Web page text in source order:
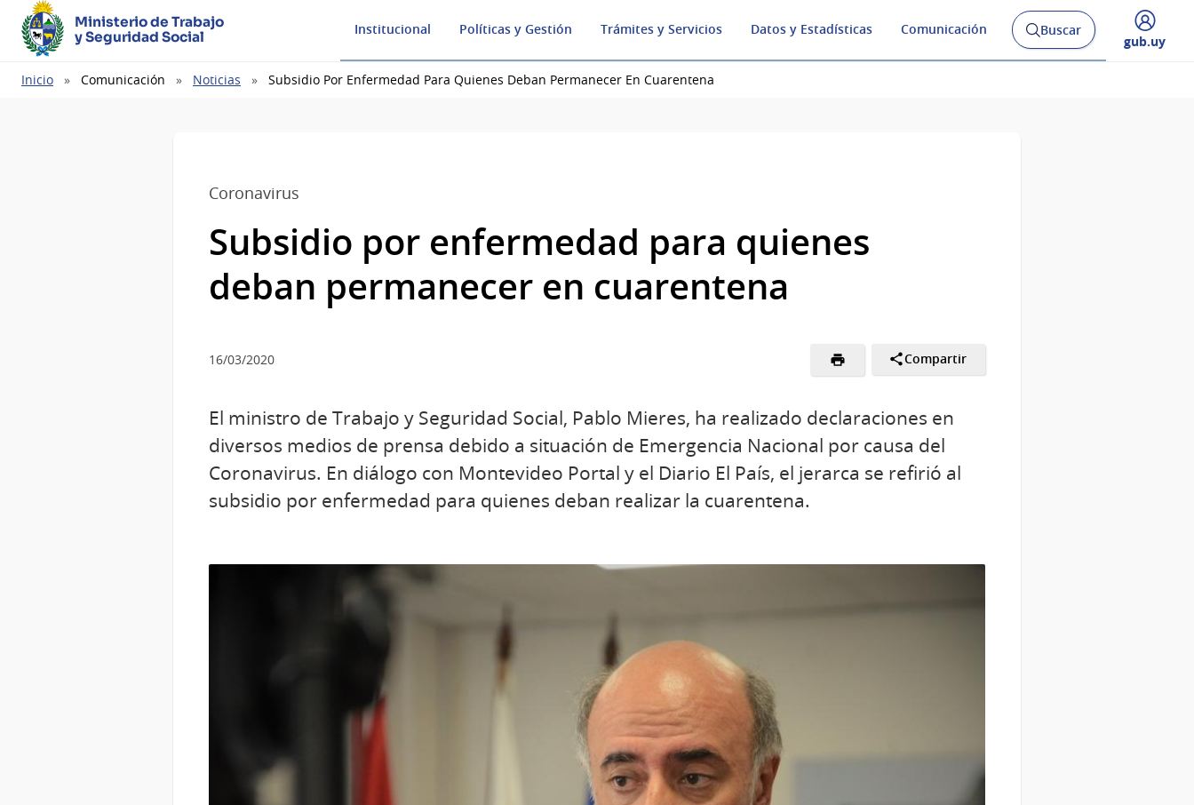
Ministerio de Trabajo
y Seguridad Social
Institucional Políticas y Gestión Trámites y Servicios Datos y Estadísticas Comunicación
Abrir
buscador
Buscar
Desplegar
gub.uy
Ruta
Inicio Comunicación Noticias Subsidio Por Enfermedad Para Quienes Deban Permanecer En Cuarentena
Coronavirus
Subsidio por enfermedad para quienes
deban permanecer en cuarentena
16/03/2020 Compartir
El ministro de Trabajo y Seguridad Social, Pablo Mieres, ha realizado declaraciones en
diversos medios de prensa debido a situación de Emergencia Nacional por causa del
Coronavirus. En diálogo con Montevideo Portal y el Diario El País, el jerarca se refirió al
subsidio por enfermedad para quienes deban realizar la cuarentena.